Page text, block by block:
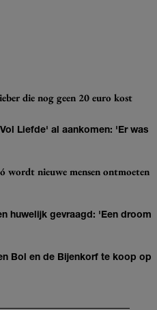
die nog geen 20 euro kost
Liefde' al aankomen: 'Er was
wordt nieuwe mensen ontmoeten
huwelijk gevraagd: 'Een droom
Bol en de Bijenkorf te koop op